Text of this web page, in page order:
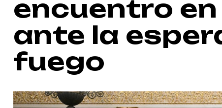
encuentro
ante la
fuego